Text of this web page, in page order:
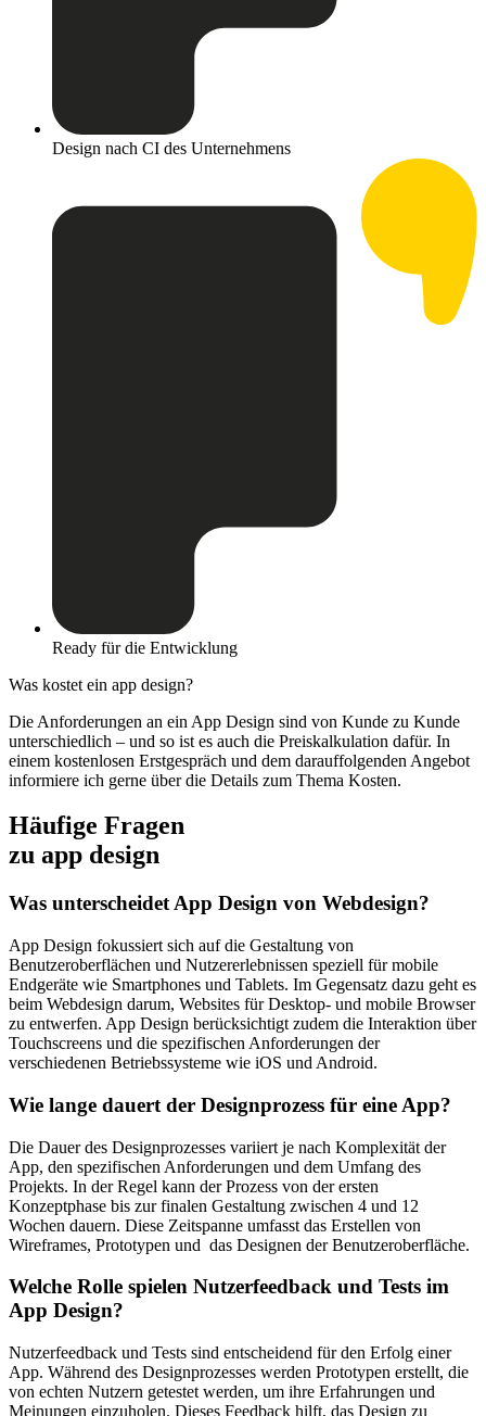
Design nach CI des Unternehmens
Ready für die Entwicklung
Was kostet ein app design?
Die Anforderungen an ein App Design sind von Kunde zu Kunde
unterschiedlich – und so ist es auch die Preiskalkulation dafür. In
einem kostenlosen Erstgespräch und dem darauffolgenden Angebot
informiere ich gerne über die Details zum Thema Kosten.
Häufige Fragen
zu app design
Was unterscheidet App Design von Webdesign?
App Design fokussiert sich auf die Gestaltung von
Benutzeroberflächen und Nutzererlebnissen speziell für mobile
Endgeräte wie Smartphones und Tablets. Im Gegensatz dazu geht es
beim Webdesign darum, Websites für Desktop- und mobile Browser
zu entwerfen. App Design berücksichtigt zudem die Interaktion über
Touchscreens und die spezifischen Anforderungen der
verschiedenen Betriebssysteme wie iOS und Android.
Wie lange dauert der Designprozess für eine App?
Die Dauer des Designprozesses variiert je nach Komplexität der
App, den spezifischen Anforderungen und dem Umfang des
Projekts. In der Regel kann der Prozess von der ersten
Konzeptphase bis zur finalen Gestaltung zwischen 4 und 12
Wochen dauern. Diese Zeitspanne umfasst das Erstellen von
Wireframes, Prototypen und das Designen der Benutzeroberfläche.
Welche Rolle spielen Nutzerfeedback und Tests im
App Design?
Nutzerfeedback und Tests sind entscheidend für den Erfolg einer
App. Während des Designprozesses werden Prototypen erstellt, die
von echten Nutzern getestet werden, um ihre Erfahrungen und
Meinungen einzuholen. Dieses Feedback hilft, das Design zu